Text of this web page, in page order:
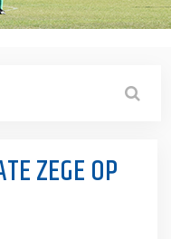
ZEGE OP